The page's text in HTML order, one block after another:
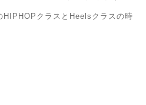
HIPHOPクラスとHeelsクラスの時